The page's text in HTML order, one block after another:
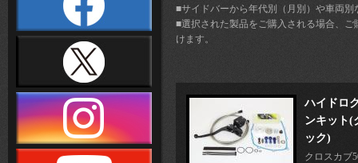
■サイドバーから年代別（月別）や車両
■選択された製品をご購入される場合、
けます。
ハイドロ
ンキット(
ック)
クロスカブ